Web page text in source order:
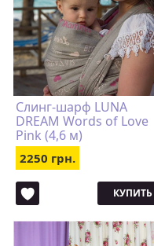
Слинг-шарф LUNA
DREAM Words of Love
Pink (4,6 м)
2250 грн.
КУПИТЬ